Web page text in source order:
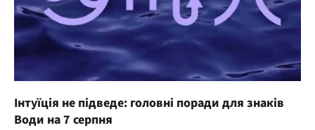
Інтуїція не підведе: головні поради для знаків
Води на 7 серпня